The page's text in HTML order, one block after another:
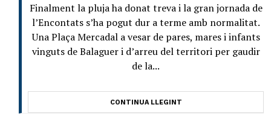
Finalment la pluja ha donat treva i la gran jornada de
l’Encontats s’ha pogut dur a terme amb normalitat.
Una Plaça Mercadal a vesar de pares, mares i infants
vinguts de Balaguer i d’arreu del territori per gaudir
de la...
CONTINUA LLEGINT